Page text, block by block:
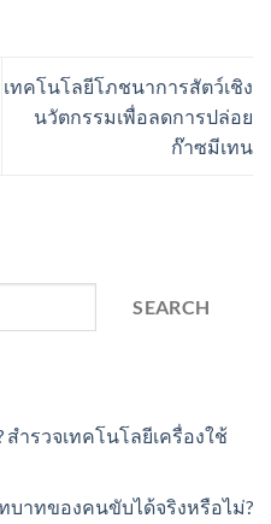
เทคโนโลยีโภชนาการสัตว์เชิง
นวัตกรรมเพื่อลดการปล่อย
ก๊าซมีเทน
SEARCH
สำรวจเทคโนโลยีเครื่องใช้
บาทของคนขับได้จริงหรือไม่?